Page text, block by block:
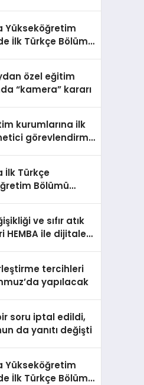
Yükseköğretim
İlk Türkçe Bölümü
özel eğitim
“kamera” kararı
kurumlarına ilk
görevlendirme
İlk Türkçe
Bölümü
ve sıfır atık
HEMBA ile dijitale
tercihleri
yapılacak
soru iptal edildi,
da yanıtı değişti
Yükseköğretim
İlk Türkçe Bölümü